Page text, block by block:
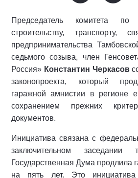
Председатель комитета по
строительству, транспорту,
предпринимательства
седьмого созыва, член
Россия» Константин Черкасов
законопроекта, который
гаражной амнистии в
сохранением прежних
документов.
Инициатива связана с
заключительном заседании
Государственная Дума продлила
на пять лет. Это